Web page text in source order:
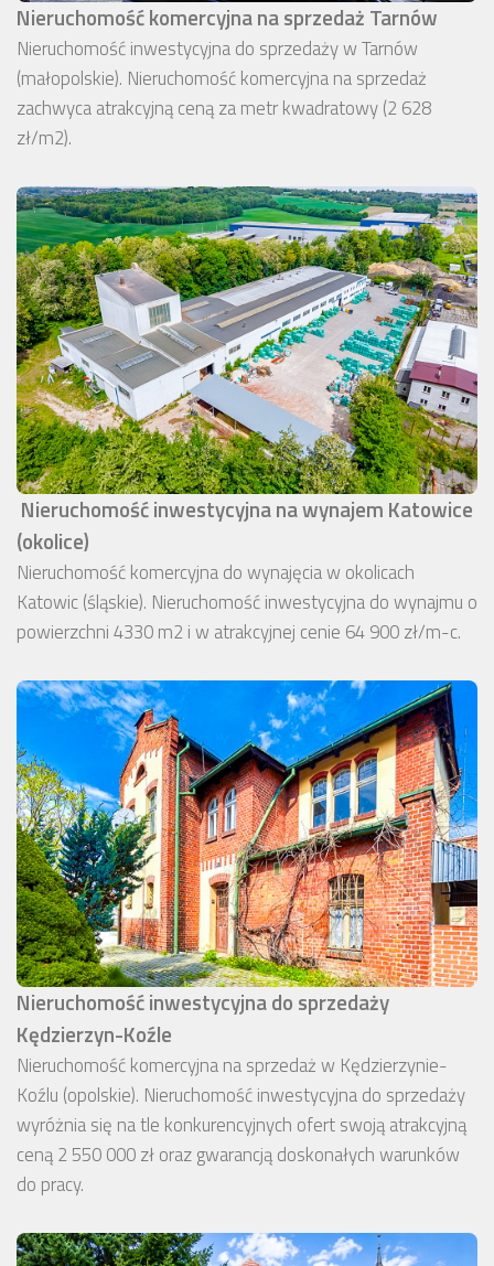
Nieruchomość komercyjna na sprzedaż Tarnów
Nieruchomość inwestycyjna do sprzedaży w Tarnów
(małopolskie). Nieruchomość komercyjna na sprzedaż
zachwyca atrakcyjną ceną za metr kwadratowy (2 628
zł/m2).
Nieruchomość inwestycyjna na wynajem Katowice
(okolice)
Nieruchomość komercyjna do wynajęcia w okolicach
Katowic (śląskie). Nieruchomość inwestycyjna do wynajmu o
powierzchni 4330 m2 i w atrakcyjnej cenie 64 900 zł/m-c.
Nieruchomość inwestycyjna do sprzedaży
Kędzierzyn-Koźle
Nieruchomość komercyjna na sprzedaż w Kędzierzynie-
Koźlu (opolskie). Nieruchomość inwestycyjna do sprzedaży
wyróżnia się na tle konkurencyjnych ofert swoją atrakcyjną
ceną 2 550 000 zł oraz gwarancją doskonałych warunków
do pracy.